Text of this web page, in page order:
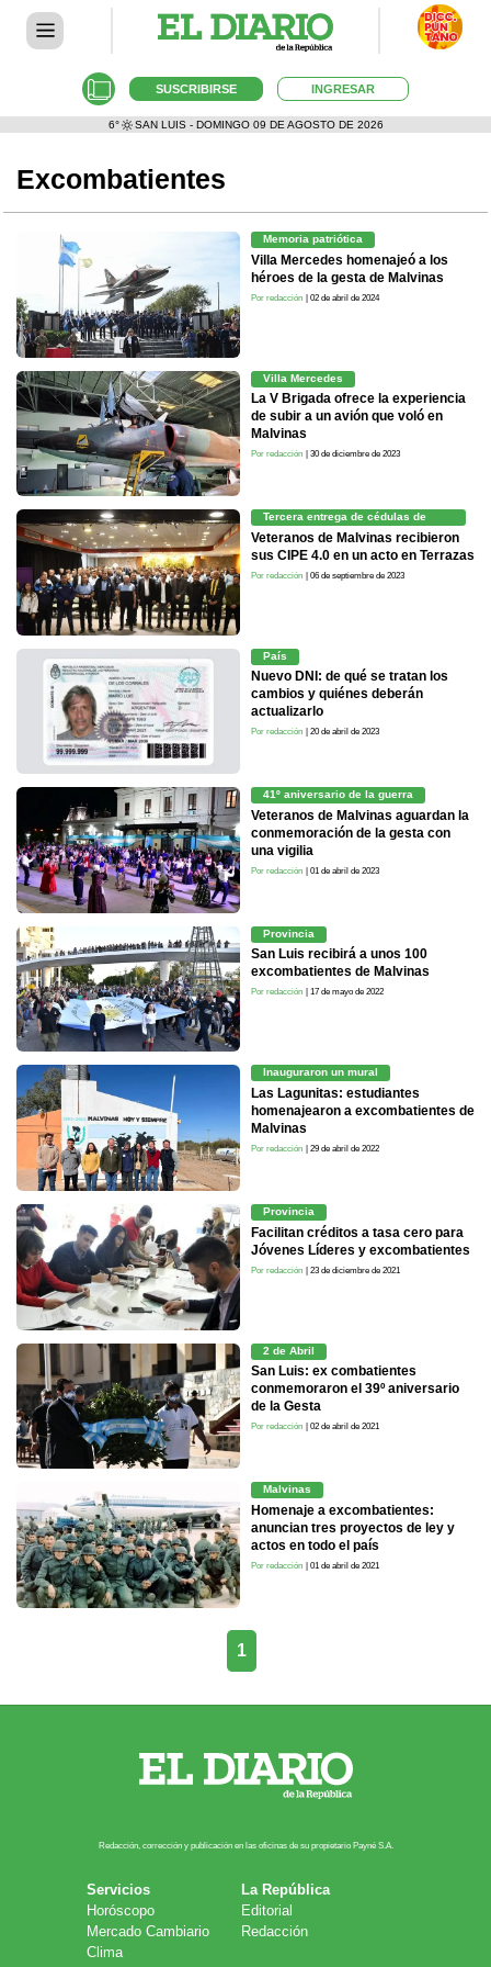
SUSCRIBIRSE INGRESAR
6° SAN LUIS - DOMINGO 09 DE AGOSTO DE 2026
Excombatientes
Memoria patriótica
Villa Mercedes homenajeó a los
héroes de la gesta de Malvinas
Por redacción | 02 de abril de 2024
Villa Mercedes
La V Brigada ofrece la experiencia
de subir a un avión que voló en
Malvinas
Por redacción | 30 de diciembre de 2023
Tercera entrega de cédulas de
identidad
Veteranos de Malvinas recibieron
sus CIPE 4.0 en un acto en Terrazas
Por redacción | 06 de septiembre de 2023
País
Nuevo DNI: de qué se tratan los
cambios y quiénes deberán
actualizarlo
Por redacción | 20 de abril de 2023
41º aniversario de la guerra
Veteranos de Malvinas aguardan la
conmemoración de la gesta con
una vigilia
Por redacción | 01 de abril de 2023
Provincia
San Luis recibirá a unos 100
excombatientes de Malvinas
Por redacción | 17 de mayo de 2022
Inauguraron un mural
Las Lagunitas: estudiantes
homenajearon a excombatientes de
Malvinas
Por redacción | 29 de abril de 2022
Provincia
Facilitan créditos a tasa cero para
Jóvenes Líderes y excombatientes
Por redacción | 23 de diciembre de 2021
2 de Abril
San Luis: ex combatientes
conmemoraron el 39º aniversario
de la Gesta
Por redacción | 02 de abril de 2021
Malvinas
Homenaje a excombatientes:
anuncian tres proyectos de ley y
actos en todo el país
Por redacción | 01 de abril de 2021
1
Redacción, corrección y publicación en las oficinas de su propietario Payn​é S.A.
Servicios
Horóscopo
Mercado Cambiario
Clima
La República
Editorial
Redacción